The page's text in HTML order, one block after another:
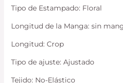
Tipo de Estampado: Floral
Longitud de la Manga: sin
Longitud: Crop
Tipo de ajuste: Ajustado
Tejido: No-Elástico